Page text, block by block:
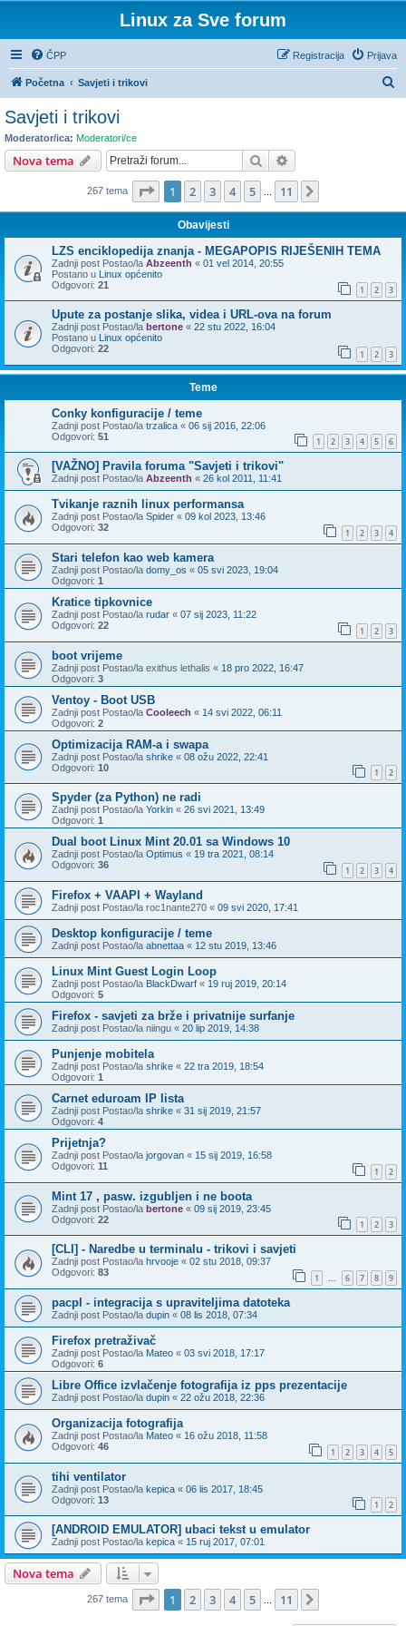
Linux za Sve forum
ČPP Prijava
Registracija
Početna Savjeti i trikovi
ž
Savjeti i trikovi
Moderator/ica: Moderatori/ce
Nova tema Pretražnik
267 tema Stranica: 1/ 11.
1 2 3 4 5 11
Obavijesti
LZS enciklopedija znanja - MEGAPOPIS RIJEŠENIH TEMA
Zadnji post Postao/la Abzeenth « 01 vel 2014, 20:55
Postano u Linux općenito
Odgovori: 21 1 2 3
Upute za postanje slika, videa i URL-ova na forum
Zadnji post Postao/la bertone « 22 stu 2022, 16:04
Postano u Linux općenito
Odgovori: 22 1 2 3
Teme
Conky konfiguracije / teme
Zadnji post Postao/la trzalica « 06 sij 2016, 22:06
Odgovori: 51 1 2 3 4 5 6
[VAŽNO] Pravila foruma "Savjeti i trikovi"
Zadnji post Postao/la Abzeenth « 26 kol 2011, 11:41
Tvikanje raznih linux performansa
Zadnji post Postao/la Spider « 09 kol 2023, 13:46
Odgovori: 32 1 2 3 4
Stari telefon kao web kamera
Zadnji post Postao/la domy_os « 05 svi 2023, 19:04
Odgovori: 1
Kratice tipkovnice
Zadnji post Postao/la rudar « 07 sij 2023, 11:22
Odgovori: 22 1 2 3
boot vrijeme
Zadnji post Postao/la exithus lethalis « 18 pro 2022, 16:47
Odgovori: 3
Ventoy - Boot USB
Zadnji post Postao/la Cooleech « 14 svi 2022, 06:11
Odgovori: 2
Optimizacija RAM-a i swapa
Zadnji post Postao/la shrike « 08 ožu 2022, 22:41
Odgovori: 10 1 2
Spyder (za Python) ne radi
Zadnji post Postao/la Yorkin « 26 svi 2021, 13:49
Odgovori: 1
Dual boot Linux Mint 20.01 sa Windows 10
Zadnji post Postao/la Optimus « 19 tra 2021, 08:14
Odgovori: 36 1 2 3 4
Firefox + VAAPI + Wayland
Zadnji post Postao/la roc1nante270 « 09 svi 2020, 17:41
Desktop konfiguracije / teme
Zadnji post Postao/la abnettaa « 12 stu 2019, 13:46
Linux Mint Guest Login Loop
Zadnji post Postao/la BlackDwarf « 19 ruj 2019, 20:14
Odgovori: 5
Firefox - savjeti za brže i privatnije surfanje
Zadnji post Postao/la niingu « 20 lip 2019, 14:38
Punjenje mobitela
Zadnji post Postao/la shrike « 22 tra 2019, 18:54
Odgovori: 1
Carnet eduroam IP lista
Zadnji post Postao/la shrike « 31 sij 2019, 21:57
Odgovori: 4
Prijetnja?
Zadnji post Postao/la jorgovan « 15 sij 2019, 16:58
Odgovori: 11 1 2
Mint 17 , pasw. izgubljen i ne boota
Zadnji post Postao/la bertone « 09 sij 2019, 23:45
Odgovori: 22 1 2 3
[CLI] - Naredbe u terminalu - trikovi i savjeti
Zadnji post Postao/la hrvooje « 02 stu 2018, 09:37
Odgovori: 83 1 ... 6 7 8 9
pacpl - integracija s upraviteljima datoteka
Zadnji post Postao/la dupin « 08 lis 2018, 07:34
Firefox pretraživač
Zadnji post Postao/la Mateo « 03 svi 2018, 17:17
Odgovori: 6
Libre Office izvlačenje fotografija iz pps prezentacije
Zadnji post Postao/la dupin « 22 ožu 2018, 22:36
Organizacija fotografija
Zadnji post Postao/la Mateo « 16 ožu 2018, 11:58
Odgovori: 46 1 2 3 4 5
tihi ventilator
Zadnji post Postao/la kepica « 06 lis 2017, 18:45
Odgovori: 13 1 2
[ANDROID EMULATOR] ubaci tekst u emulator
Zadnji post Postao/la kepica « 15 ruj 2017, 07:01
Nova tema
267 tema Stranica: 1/ 11.
1 2 3 4 5 11